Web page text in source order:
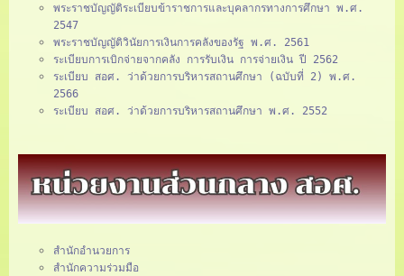
พระราชบัญญัติระเบียบข้าราชการและบุคลากรทางการศึกษา พ.ศ.
2547
พระราชบัญญัติวินัยการเงินการคลังของรัฐ พ.ศ. 2561
ระเบียบการเบิกจ่ายจากคลัง การรับเงิน การจ่ายเงิน ปี 2562
ระเบียบ สอศ. ว่าด้วยการบริหารสถานศึกษา (ฉบับที่ 2) พ.ศ.
2566
ระเบียบ สอศ. ว่าด้วยการบริหารสถานศึกษา พ.ศ. 2552
สำนักอำนวยการ
สำนักความร่วมมือ